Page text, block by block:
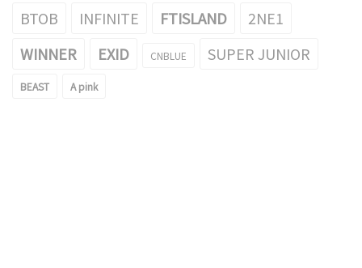
BTOB INFINITE FTISLAND
2NE1
WINNER
EXID CNBLUE SUPER JUNIOR
BEAST A pink